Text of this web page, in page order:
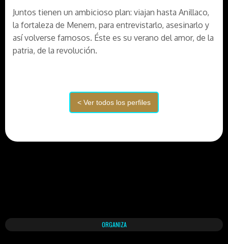
Juntos tienen un ambicioso plan: viajan hasta Anillaco,
la fortaleza de Menem, para entrevistarlo, asesinarlo y
así volverse famosos. Éste es su verano del amor, de la
patria, de la revolución.
ORGANIZA